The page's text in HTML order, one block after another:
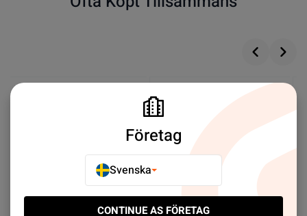
Företag
Svenska
CONTINUE AS FÖRETAG